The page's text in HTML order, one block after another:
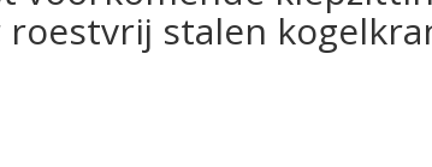
stalen